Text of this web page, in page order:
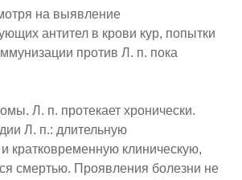
на выявление
антител в крови кур, попытки
против Л. п. пока
Л. п. протекает хронически.
Л. п.: длительную
кратковременную клиническую,
смертью. Проявления болезни не